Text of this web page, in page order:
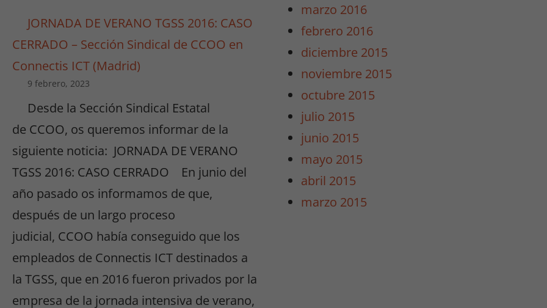
JORNADA DE VERANO TGSS 2016: CASO
CERRADO – Sección Sindical de CCOO en
Connectis ICT (Madrid)
9 febrero, 2023
Desde la Sección Sindical Estatal
de CCOO, os queremos informar de la
siguiente noticia: JORNADA DE VERANO
TGSS 2016: CASO CERRADO En junio del
año pasado os informamos de que,
después de un largo proceso
judicial, CCOO había conseguido que los
empleados de Connectis ICT destinados a
la TGSS, que en 2016 fueron privados por la
empresa de la jornada intensiva de verano,
marzo 2016
febrero 2016
diciembre 2015
noviembre 2015
octubre 2015
julio 2015
junio 2015
mayo 2015
abril 2015
marzo 2015